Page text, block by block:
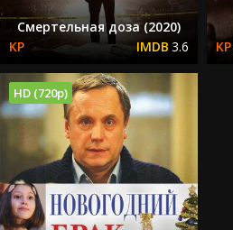
Смертельная доза (2020)
3.6
HD (720p)